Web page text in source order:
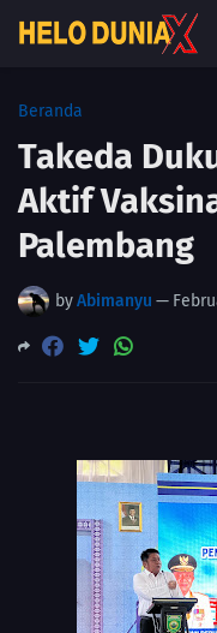
Beranda
Takeda
Aktif
Palembang
byAbimanyu —